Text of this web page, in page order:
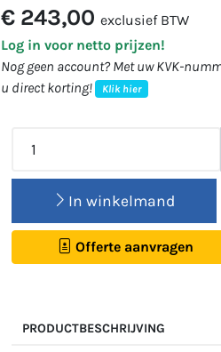
€ 243,00 exclusief BTW
Log in voor netto prijzen!
Nog geen account? Met uw KVK-
u direct korting!
Klik hier
In winkelmand
Offerte aanvragen
PRODUCTBESCHRIJVING